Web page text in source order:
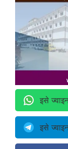
इसे
इसे